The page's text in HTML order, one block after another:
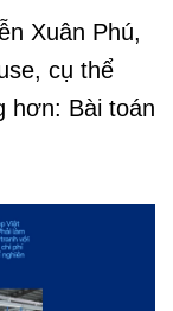
Xuân Phú,
cụ thể
hơn: Bài toán